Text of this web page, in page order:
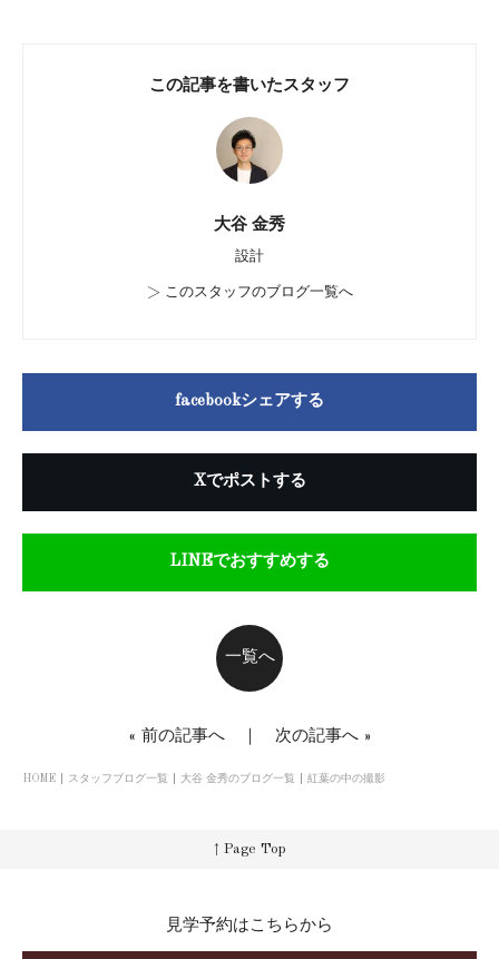
この記事を書いたスタッフ
大谷 金秀
設計
> このスタッフのブログ一覧へ
facebookシェアする
Xでポストする
LINEでおすすめする
一覧へ
« 前の記事へ｜ 次の記事へ»
HOME スタッフブログ一覧 大谷 金秀のブログ一覧 紅葉の中の撮影
↑ Page Top
見学予約はこちらから